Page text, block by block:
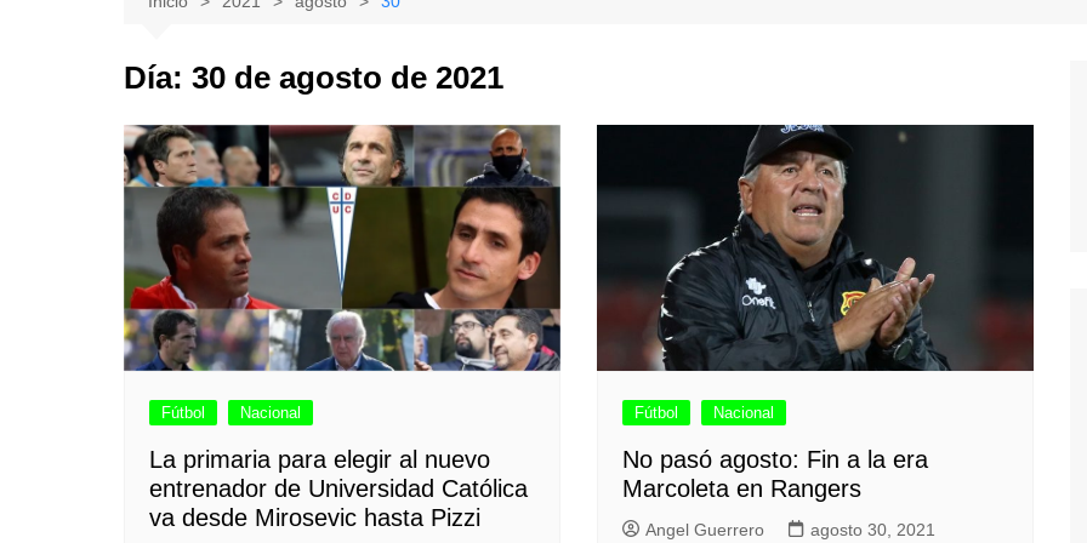
Tenis
Voleibol
Gimnasia
Licantén
Romeral
Sagrada Familia
Teno
Vichuquén
Día: 30 de agosto de 2021
Fútbol Nacional
La primaria para elegir al nuevo
entrenador de Universidad Católica
va desde Mirosevic hasta Pizzi
Fútbol Nacional
No pasó agosto: Fin a la era
Marcoleta en Rangers
Angel Guerrero
agosto 30, 2021